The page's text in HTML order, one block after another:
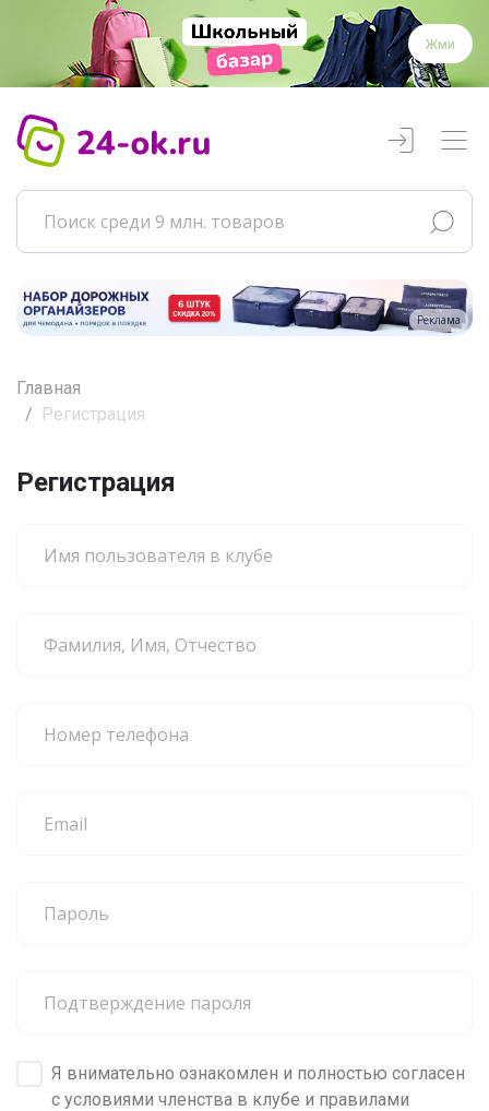
Жми
Реклама
Главная
Регистрация
Регистрация
Я внимательно ознакомлен и полностью согласен
с условиями членства в клубе и правилами